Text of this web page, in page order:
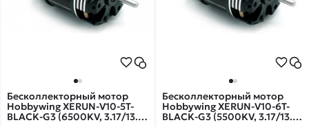
Бесколлекторный мотор
Hobbywing XERUN-V10-5T-
BLACK-G3 (6500KV, 3.17/13.3,
Бесколлекторный мотор
Hobbywing XERUN-V10-6T-
BLACK-G3 (5500KV, 3.17/13.3,